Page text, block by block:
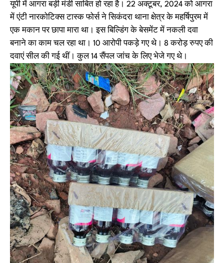
यूपी में आगरा बड़ी मंडी साबित हो रहा है। 22 अक्टूबर, 2024 को आगरा
में एंटी नारकोटिक्स टास्क फोर्स ने सिकंदरा थाना क्षेत्र के महर्षिपुरम में
एक मकान पर छापा मारा था। इस बिल्डिंग के बेसमेंट में नकली दवा
बनाने का काम चल रहा था। 10 आरोपी पकड़े गए थे। 8 करोड़ रुपए की
दवाएं सील की गई थीं। कुल 14 सैंपल जांच के लिए भेजे गए थे।